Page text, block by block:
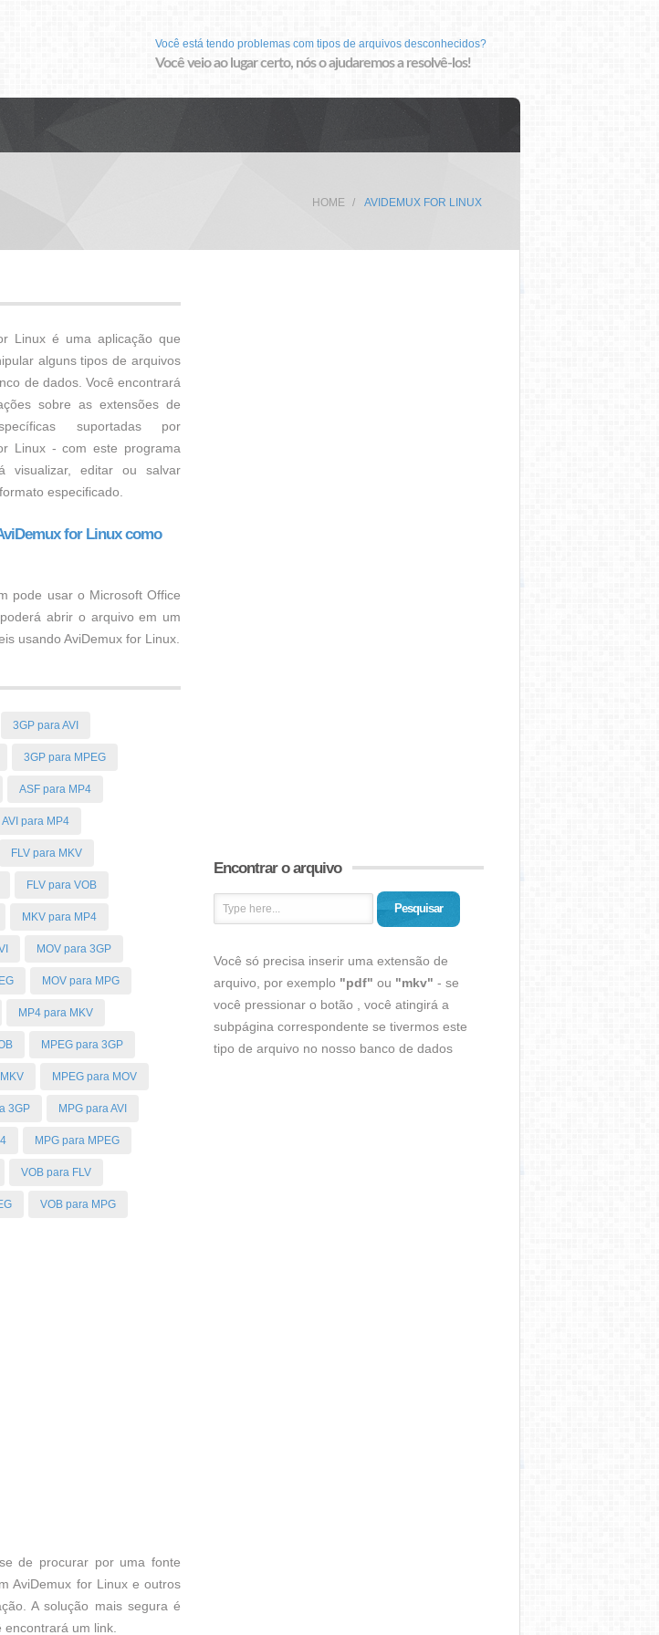
Você está tendo problemas com tipos de arquivos desconhecidos?
Você veio ao lugar certo, nós o ajudaremos a resolvê-los!
HOME AVIDEMUX FOR LINUX
Linux é uma aplicação que
alguns tipos de arquivos
de dados. Você encontrará
sobre as extensões de
suportadas por
Linux - com este programa
visualizar, editar ou salvar
especificado.
for Linux como
pode usar o Microsoft Office
abrir o arquivo em um
usando AviDemux for Linux.
3GP para AVI
3GP para MPEG
ASF para MP4
AVI para MP4
FLV para MKV
FLV para VOB
MKV para MP4
MOV para 3GP
MOV para MPG
MP4 para MKV
MPEG para 3GP
MPEG para MOV
3GP MPG para AVI
MPG para MPEG
VOB para FLV
VOB para MPG
de procurar por uma fonte
AviDemux for Linux e outros
A solução mais segura é
um link.
Encontrar o arquivo
Pesquisar
Você só precisa inserir uma extensão de
arquivo, por exemplo "pdf" ou "mkv" - se
você pressionar o botão , você atingirá a
subpágina correspondente se tivermos este
tipo de arquivo no nosso banco de dados